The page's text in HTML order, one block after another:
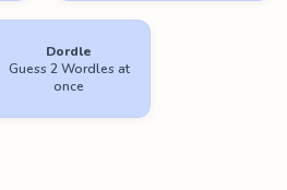
Dordle
Guess 2 Wordles at
once